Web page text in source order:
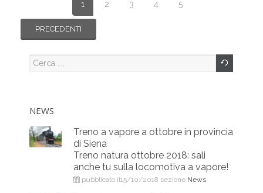
1 2 3 4 5
NEWS
Treno a vapore a ottobre in provincia
di Siena
Treno natura ottobre 2018: sali
anche tu sulla locomotiva a vapore!
pubblicato il15/10/2018 sezione News